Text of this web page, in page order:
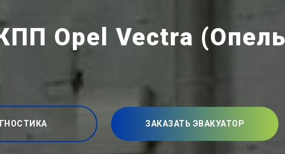
Opel Vectra
ЗАКАЗАТЬ ЭВАКУАТОР